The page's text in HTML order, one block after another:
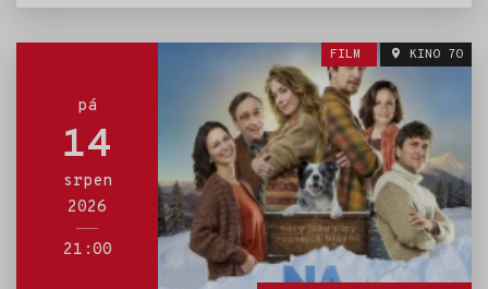
humoru, emocí i situací, ve kterých se nejeden divák
snadno pozná. Klára a Štanci zůstali na východě,
vychovávají dvě děti a zjišťují, že život zdaleka není
tak idylický, jak se kdysi mohlo zdát. Ani Veronika na
tom není o mnoho lépe. Hned v úvodu dostane ránu
v lásce, a tak ji Klára vezme na dámskou jízdu na
Šíravu s jasným cílem: najít jí chlapa.
pá
14
srpen
2026
21:00
FILM KINO 70